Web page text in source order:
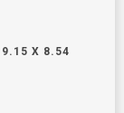
9.15 X 8.54